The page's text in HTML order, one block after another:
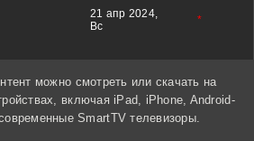
21 апр 2024,
Вс
*
можно смотреть или скачать на
включая iPad, iPhone, Android-
SmartTV телевизоры.